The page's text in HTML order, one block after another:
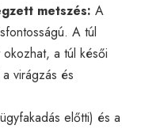
metszés: A
A túl
a túl késői
virágzás és
előtti) és a